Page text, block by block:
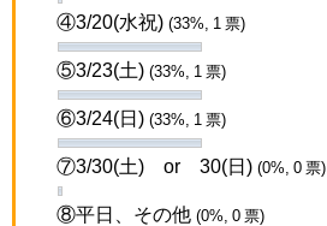
④3/20(水祝) (33%, 1 票)
⑤3/23(土) (33%, 1 票)
⑥3/24(日) (33%, 1 票)
⑦3/30(土) or 30(日) (0%, 0 票)
⑧平日、その他 (0%, 0 票)